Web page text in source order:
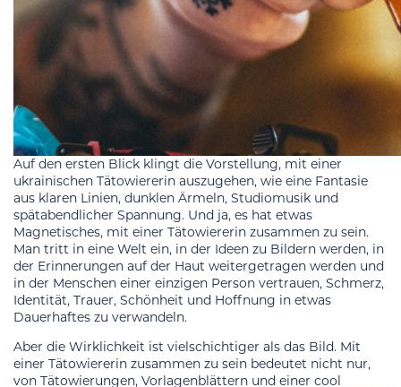
Auf den ersten Blick klingt die Vorstellung, mit einer
ukrainischen Tätowiererin auszugehen, wie eine Fantasie
aus klaren Linien, dunklen Ärmeln, Studiomusik und
spätabendlicher Spannung. Und ja, es hat etwas
Magnetisches, mit einer Tätowiererin zusammen zu sein.
Man tritt in eine Welt ein, in der Ideen zu Bildern werden, in
der Erinnerungen auf der Haut weitergetragen werden und
in der Menschen einer einzigen Person vertrauen, Schmerz,
Identität, Trauer, Schönheit und Hoffnung in etwas
Dauerhaftes zu verwandeln.
Aber die Wirklichkeit ist vielschichtiger als das Bild. Mit
einer Tätowiererin zusammen zu sein bedeutet nicht nur,
von Tätowierungen, Vorlagenblättern und einer cool